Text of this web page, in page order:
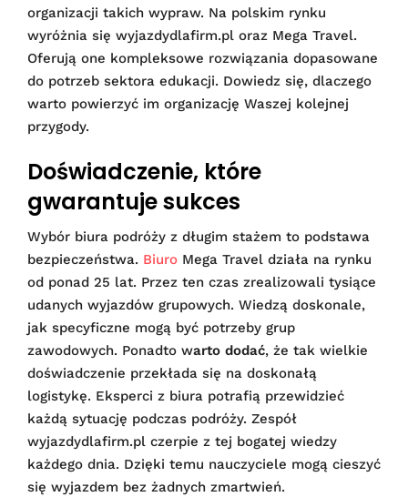
organizacji takich wypraw. Na polskim rynku
wyróżnia się wyjazdydlafirm.pl oraz Mega Travel.
Oferują one kompleksowe rozwiązania dopasowane
do potrzeb sektora edukacji. Dowiedz się, dlaczego
warto powierzyć im organizację Waszej kolejnej
przygody.
Doświadczenie, które
gwarantuje sukces
Wybór biura podróży z długim stażem to podstawa
bezpieczeństwa. Biuro Mega Travel działa na rynku
od ponad 25 lat. Przez ten czas zrealizowali tysiące
udanych wyjazdów grupowych. Wiedzą doskonale,
jak specyficzne mogą być potrzeby grup
zawodowych. Ponadto warto dodać, że tak wielkie
doświadczenie przekłada się na doskonałą
logistykę. Eksperci z biura potrafią przewidzieć
każdą sytuację podczas podróży. Zespół
wyjazdydlafirm.pl czerpie z tej bogatej wiedzy
każdego dnia. Dzięki temu nauczyciele mogą cieszyć
się wyjazdem bez żadnych zmartwień.